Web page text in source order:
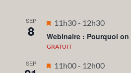
SEP
8
Mis
en
avant
11h30- 12h30
Webinaire : Pourquoi
GRATUIT
SEP
Mis
11h00- 12h00